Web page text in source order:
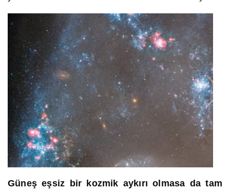
Güneş eşsiz bir kozmik aykırı olmasa da tam